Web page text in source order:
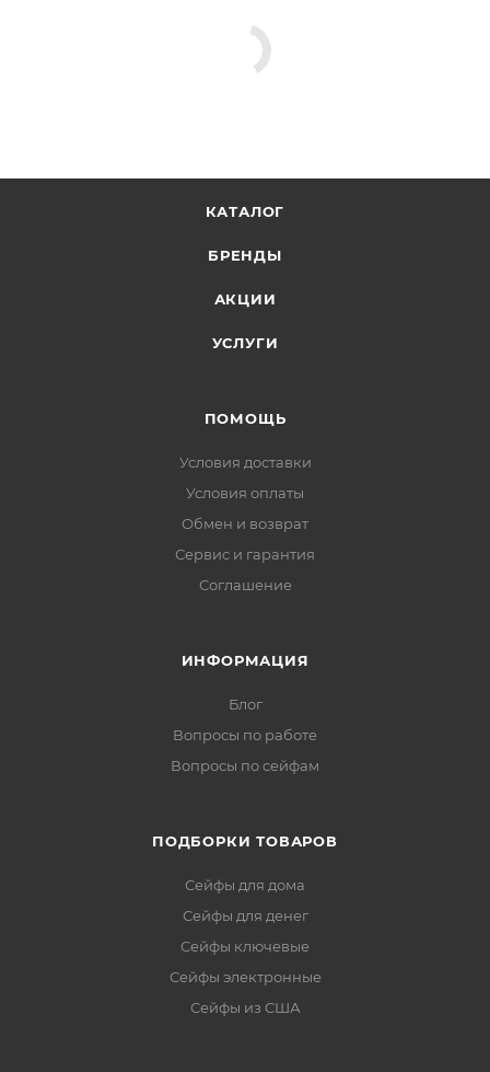
КАТАЛОГ
БРЕНДЫ
АКЦИИ
УСЛУГИ
ПОМОЩЬ
Условия доставки
Условия оплаты
Обмен и возврат
Сервис и гарантия
Соглашение
ИНФОРМАЦИЯ
Блог
Вопросы по работе
Вопросы по сейфам
ПОДБОРКИ ТОВАРОВ
Сейфы для дома
Сейфы для денег
Сейфы ключевые
Сейфы электронные
Сейфы из США